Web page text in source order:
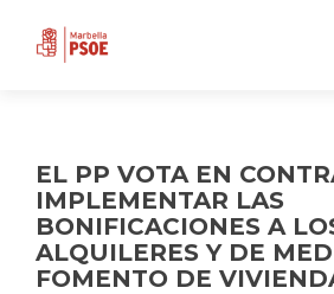
EL PP VOTA EN
IMPLEMENTAR LAS
BONIFICACIONES A
ALQUILERES Y DE
FOMENTO DE